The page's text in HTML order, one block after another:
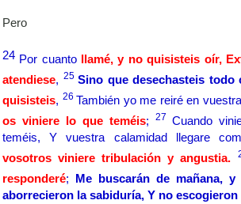
Pero
24 Por cuanto
llamé, y no quisisteis oír,
atendiese, 25 Sino que desechasteis todo
quisisteis, 26 También yo me reiré en
os viniere lo que teméis; 27 Cuando
teméis, Y vuestra calamidad llegare
vosotros viniere tribulación y angustia.
responderé; Me buscarán de mañana,
aborrecieron la sabiduría, Y no escogieron